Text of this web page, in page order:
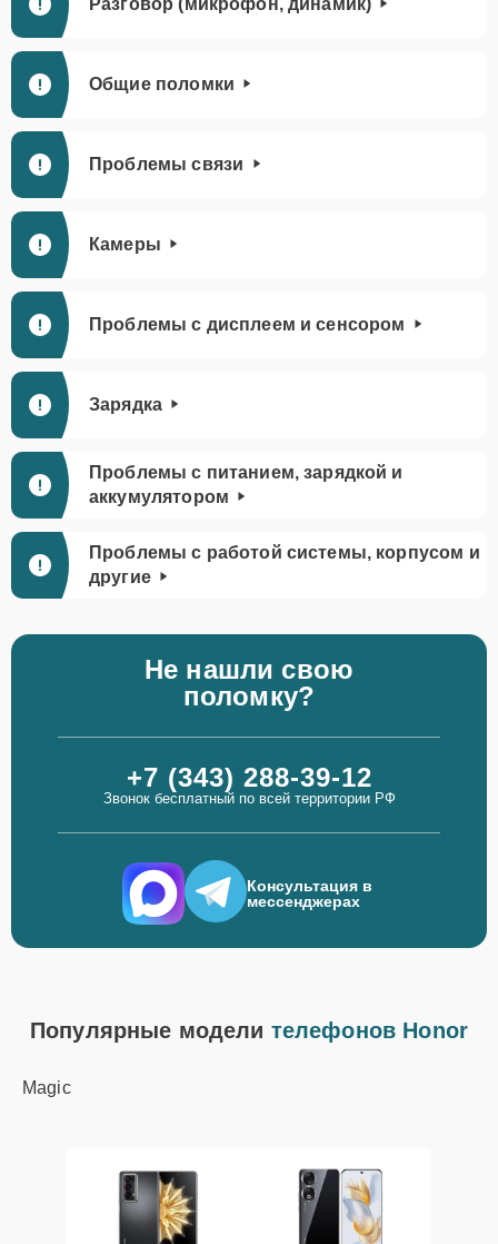
Разговор (микрофон, динамик)
Общие поломки
Проблемы связи
Камеры
Проблемы с дисплеем и сенсором
Зарядка
Проблемы с питанием, зарядкой и
аккумулятором
Проблемы с работой системы, корпусом и
другие
Не нашли свою
поломку?
+7 (343) 288-39-12
Звонок бесплатный по всей территории РФ
Консультация в
мессенджерах
Популярные модели телефонов Honor
Magic